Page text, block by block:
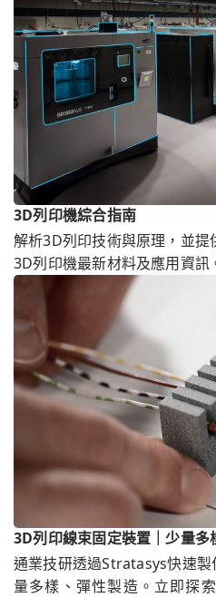
3D列印機綜合指南
解析3D列印技術與原理，並
3D列印機最新材料及應用資訊
3D列印線束固定裝置｜少量
通業技研透過Stratasys快速
量多樣、彈性製造。立即探